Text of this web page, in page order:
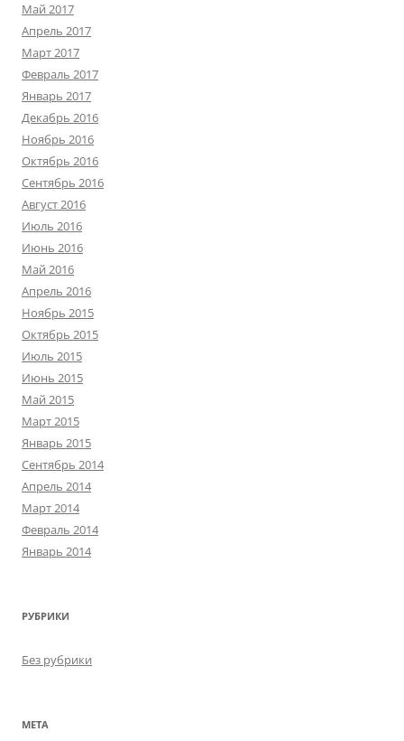
Май 2017
Апрель 2017
Март 2017
Февраль 2017
Январь 2017
Декабрь 2016
Ноябрь 2016
Октябрь 2016
Сентябрь 2016
Август 2016
Июль 2016
Июнь 2016
Май 2016
Апрель 2016
Ноябрь 2015
Октябрь 2015
Июль 2015
Июнь 2015
Май 2015
Март 2015
Январь 2015
Сентябрь 2014
Апрель 2014
Март 2014
Февраль 2014
Январь 2014
РУБРИКИ
Без рубрики
МЕТА